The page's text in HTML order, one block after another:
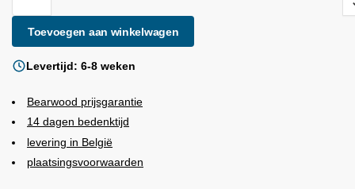
Toevoegen aan winkelwagen
Levertijd: 6-8 weken
Bearwood prijsgarantie
14 dagen bedenktijd
levering in België
plaatsingsvoorwaarden